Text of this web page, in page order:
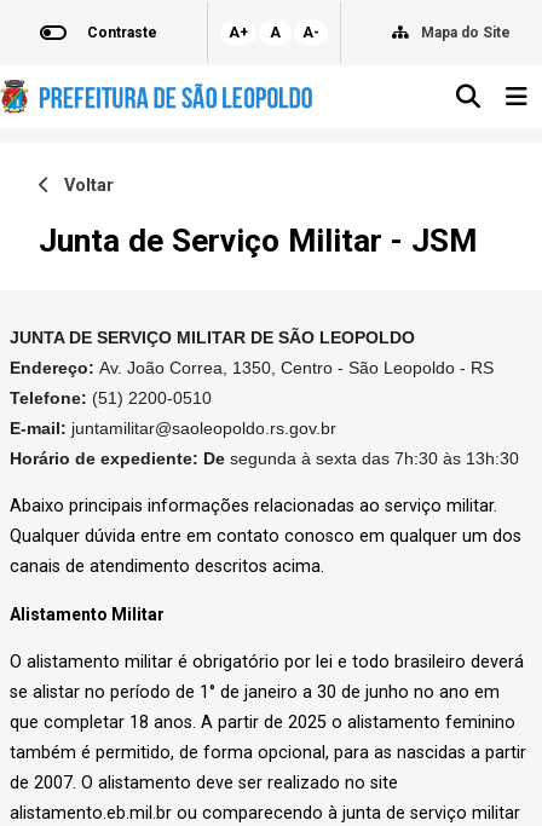
Contraste A+ A A- Mapa do Site
Voltar
Junta de Serviço Militar - JSM
JUNTA DE SERVIÇO MILITAR DE SÃO LEOPOLDO
Endereço: Av. João Correa, 1350, Centro - São Leopoldo - RS
Telefone: (51) 2200-0510
E-mail: juntamilitar@saoleopoldo.rs.gov.br
Horário de expediente: De segunda à sexta das 7h:30 às 13h:30
Abaixo principais informações relacionadas ao serviço militar.
Qualquer dúvida entre em contato conosco em qualquer um dos
canais de atendimento descritos acima.
Alistamento Militar
O alistamento militar é obrigatório por lei e todo brasileiro deverá
se alistar no período de 1° de janeiro a 30 de junho no ano em
que completar 18 anos. A partir de 2025 o alistamento feminino
também é permitido, de forma opcional, para as nascidas a partir
de 2007. O alistamento deve ser realizado no site
alistamento.eb.mil.br ou comparecendo à junta de serviço militar